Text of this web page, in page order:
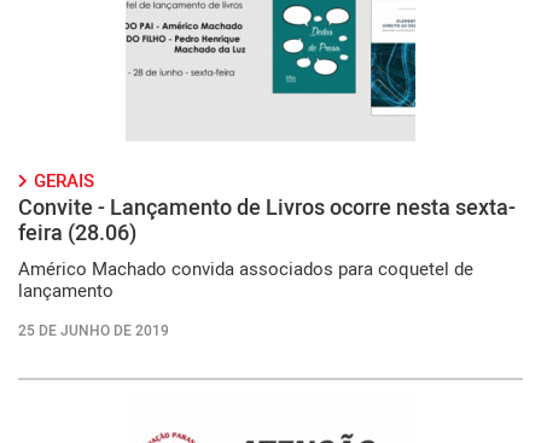
GERAIS
Convite - Lançamento de Livros ocorre nesta sexta-
feira (28.06)
Américo Machado convida associados para coquetel de
lançamento
25 DE JUNHO DE 2019